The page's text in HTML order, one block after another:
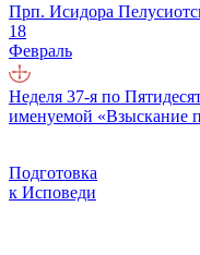
Прп. Исидора
18
Февраль
Неделя 37-я по
именуемой «Взыскание
Подготовка
к Исповеди